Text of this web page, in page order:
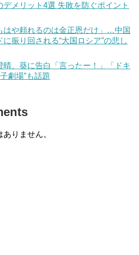
メリット4選 失敗を防ぐポイント
はや頼れるのは金正恩だけ」…中国
振り回される“大国ロシア”の悲し
晴、葵に告白「言ったー！」「ドキ
劇場”も話題
りません。